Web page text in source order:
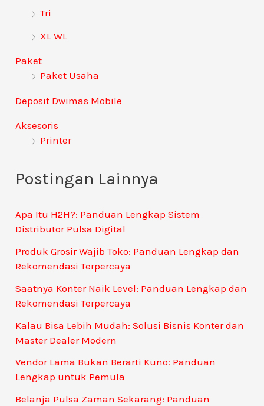
Tri
XL WL
Paket
Paket Usaha
Deposit Dwimas Mobile
Aksesoris
Printer
Postingan Lainnya
Apa Itu H2H?: Panduan Lengkap Sistem
Distributor Pulsa Digital
Produk Grosir Wajib Toko: Panduan Lengkap dan
Rekomendasi Terpercaya
Saatnya Konter Naik Level: Panduan Lengkap dan
Rekomendasi Terpercaya
Kalau Bisa Lebih Mudah: Solusi Bisnis Konter dan
Master Dealer Modern
Vendor Lama Bukan Berarti Kuno: Panduan
Lengkap untuk Pemula
Belanja Pulsa Zaman Sekarang: Panduan